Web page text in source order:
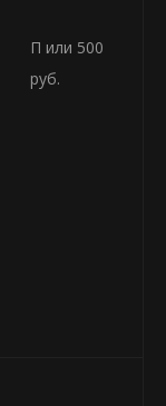
П или 500
руб.